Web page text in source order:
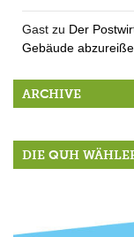
Gast zu Der
Gebäude
ARCHIVE
DIE QUH